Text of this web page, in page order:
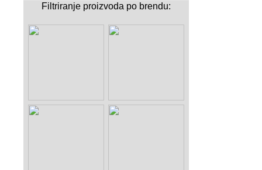
Filtriranje proizvoda po brendu: